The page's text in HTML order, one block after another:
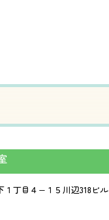
１丁目４−１５川辺318ビル